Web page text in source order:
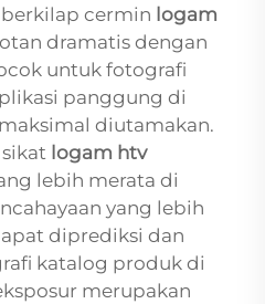
cermin logam
dramatis dengan
untuk fotografi
panggung di
diutamakan.
logam htv
lebih merata di
yang lebih
diprediksi dan
katalog produk di
merupakan